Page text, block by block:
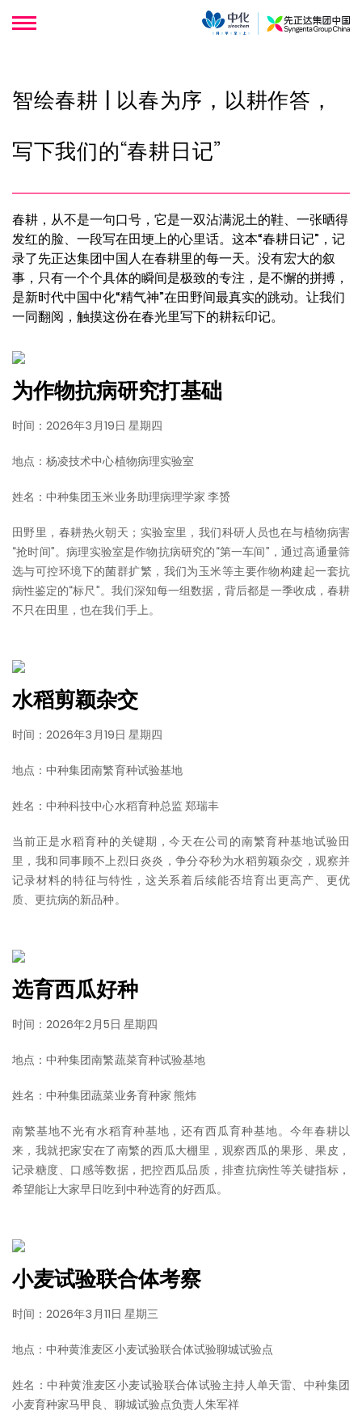
智绘春耕 | 以春为序，以耕作答，
写下我们的“春耕日记”
春耕，从不是一句口号，它是一双沾满泥土的鞋、一张晒得
发红的脸、一段写在田埂上的心里话。这本“春耕日记”，记
录了先正达集团中国人在春耕里的每一天。没有宏大的叙
事，只有一个个具体的瞬间是极致的专注，是不懈的拼搏，
是新时代中国中化“精气神”在田野间最真实的跳动。让我们
一同翻阅，触摸这份在春光里写下的耕耘印记。
为作物抗病研究打基础
时间：2026年3月19日 星期四
地点：杨凌技术中心植物病理实验室
姓名：中种集团玉米业务助理病理学家 李赟
田野里，春耕热火朝天；实验室里，我们科研人员也在与植物病害
“抢时间”。病理实验室是作物抗病研究的“第一车间”，通过高通量筛
选与可控环境下的菌群扩繁，我们为玉米等主要作物构建起一套抗
病性鉴定的“标尺”。我们深知每一组数据，背后都是一季收成，春耕
不只在田里，也在我们手上。
水稻剪颖杂交
时间：2026年3月19日 星期四
地点：中种集团南繁育种试验基地
姓名：中种科技中心水稻育种总监 郑瑞丰
当前正是水稻育种的关键期，今天在公司的南繁育种基地试验田
里，我和同事顾不上烈日炎炎，争分夺秒为水稻剪颖杂交，观察并
记录材料的特征与特性，这关系着后续能否培育出更高产、更优
质、更抗病的新品种。
选育西瓜好种
时间：2026年2月5日 星期四
地点：中种集团南繁蔬菜育种试验基地
姓名：中种集团蔬菜业务育种家 熊炜
南繁基地不光有水稻育种基地，还有西瓜育种基地。今年春耕以
来，我就把家安在了南繁的西瓜大棚里，观察西瓜的果形、果皮，
记录糖度、口感等数据，把控西瓜品质，排查抗病性等关键指标，
希望能让大家早日吃到中种选育的好西瓜。
小麦试验联合体考察
时间：2026年3月11日 星期三
地点：中种黄淮麦区小麦试验联合体试验聊城试验点
姓名：中种黄淮麦区小麦试验联合体试验主持人单天雷、中种集团
小麦育种家马甲良、聊城试验点负责人朱军祥